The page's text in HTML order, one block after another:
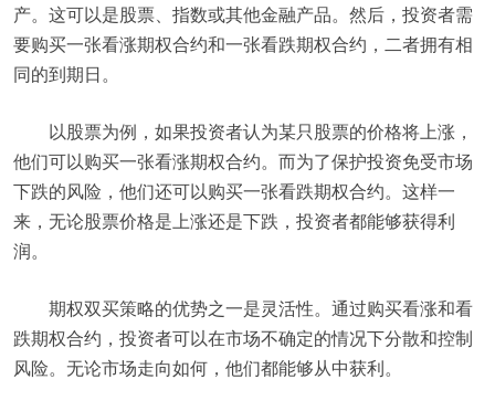
产。这可以是股票、指数或其他金融产品。然后，投资者需
要购买一张看涨期权合约和一张看跌期权合约，二者拥有相
同的到期日。
以股票为例，如果投资者认为某只股票的价格将上涨，
他们可以购买一张看涨期权合约。而为了保护投资免受市场
下跌的风险，他们还可以购买一张看跌期权合约。这样一
来，无论股票价格是上涨还是下跌，投资者都能够获得利
润。
期权双买策略的优势之一是灵活性。通过购买看涨和看
跌期权合约，投资者可以在市场不确定的情况下分散和控制
风险。无论市场走向如何，他们都能够从中获利。